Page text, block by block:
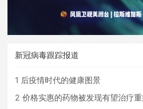
新冠病毒跟踪报道
1 后疫情时代的健康图景
2 价格实惠的药物被发现有望治疗